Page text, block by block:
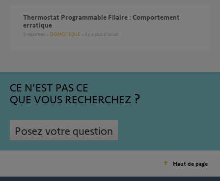
Thermostat Programmable Filaire : Comportement
erratique
5 réponses DOMOTIQUE il y a plus d'un an
CE N'EST PAS CE
QUE VOUS RECHERCHEZ
Posez votre question
Haut de page